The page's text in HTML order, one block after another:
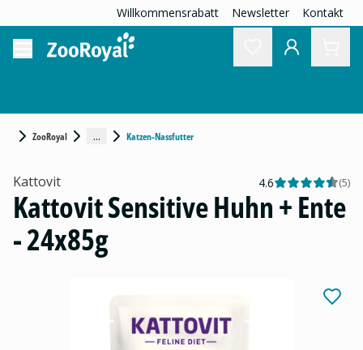
Willkommensrabatt Newsletter Kontakt
ZooRoyal ... Katzen-Nassfutter
Kattovit 4.6 (5)
Kattovit Sensitive Huhn + Ente
- 24x85g